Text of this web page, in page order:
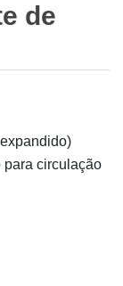
de
para circulação